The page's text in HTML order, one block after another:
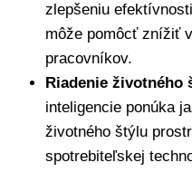
zlepšeniu
môže pomôcť znížiť
pracovníkov.
Riadenie životného
inteligencie ponúka
životného štýlu
spotrebiteľskej